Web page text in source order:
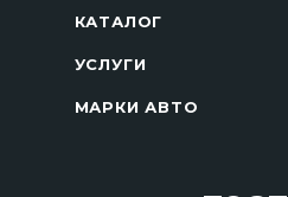
КАТАЛОГ
УСЛУГИ
МАРКИ АВТО